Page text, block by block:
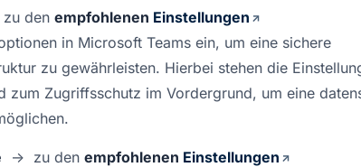
zu den
empfohlenen Einstellungen
in Microsoft Teams ein, um eine sichere
zu gewährleisten. Hierbei stehen die
zum Zugriffsschutz im Vordergrund, um eine
  ->  zu den
empfohlenen Einstellungen